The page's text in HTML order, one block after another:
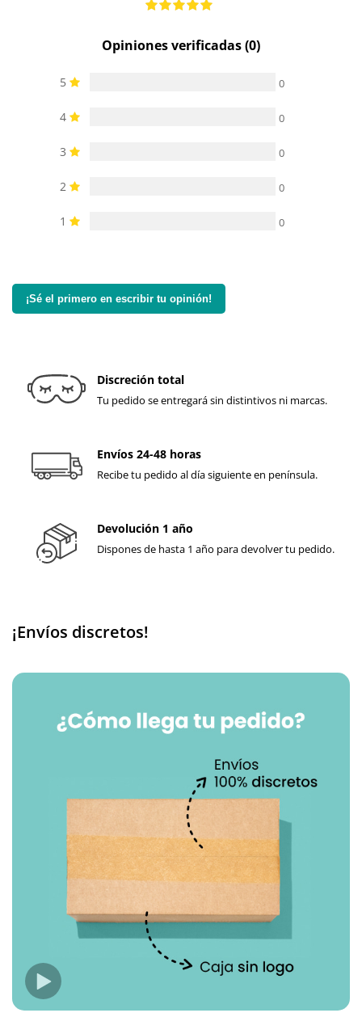
Opiniones verificadas (0)
5 0
4 0
3 0
2 0
1 0
¡Sé el primero en escribir tu opinión!
Discreción total
Tu pedido se entregará sin distintivos ni marcas.
Envíos 24-48 horas
Recibe tu pedido al día siguiente en península.
Devolución 1 año
Dispones de hasta 1 año para devolver tu pedido.
¡Envíos discretos!